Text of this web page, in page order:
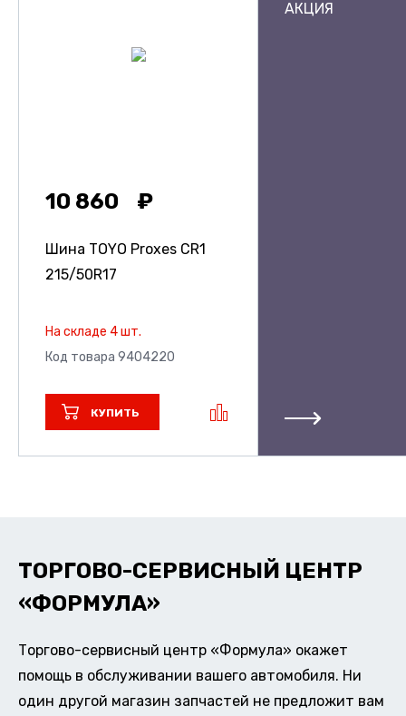
10 860
Шина TOYO Proxes CR1
215/50R17
На складе 4 шт.
Код товара 9404220
КУПИТЬ
АКЦИЯ
ТОРГОВО-СЕРВИСНЫЙ ЦЕНТР
«ФОРМУЛА»
Торгово-сервисный центр «Формула» окажет
помощь в обслуживании вашего автомобиля. Ни
один другой магазин запчастей не предложит вам